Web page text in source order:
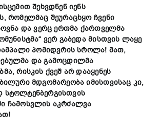
შეხვდნენ იენს
რომელმაც შეურაცხყო ჩვენი
და ვერც ერთმა ქართველმა
ვერ გაბედა მისთვის ლაყე
პომიდვრის სროლა! მათ,
და გამოცდილმა
რისკის ქვეშ არ დააყენეს
მდგომარეობა იმისთვისაც კი,
ჩამოსვლის აკრძალვა